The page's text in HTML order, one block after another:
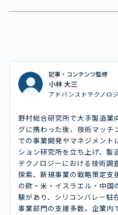
記事・コンテンツ監修
小林 大三
アドバンスドテクノロ
野村総合研究所で大手製造業
グに携わった後、技術マッ
での事業開発やマネジメント
ション研究所を立ち上げ、製
テクノロジーにおける技術調
探索、新規事業の戦略策定支
の欧・米・イスラエル・中国
験があり、シリコンバレー駐
事業部門の支援多数。企業内